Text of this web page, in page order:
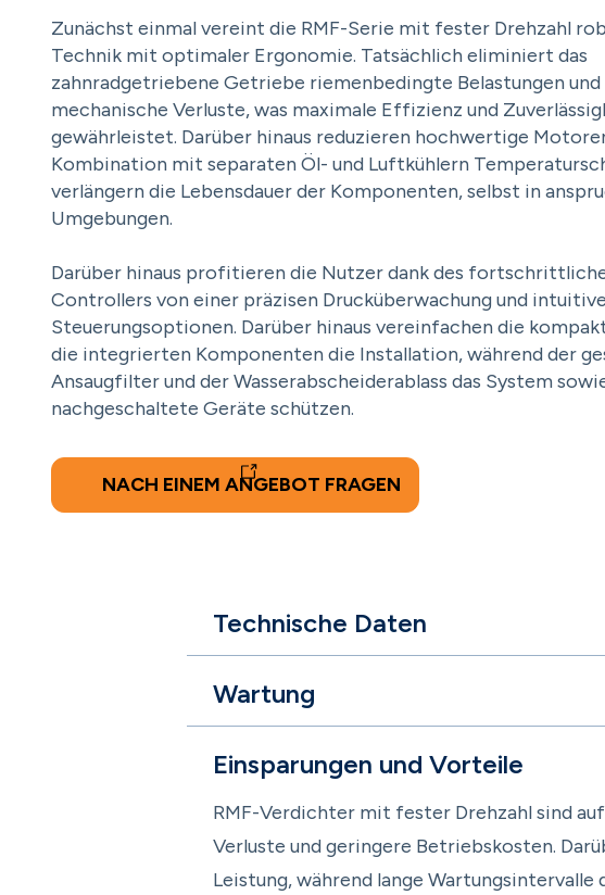
Zunächst einmal vereint die RMF-Serie mit fester Drehzahl
Technik mit optimaler Ergonomie. Tatsächlich eliminiert das
zahnradgetriebene Getriebe riemenbedingte Belastungen und
mechanische Verluste, was maximale Effizienz und
gewährleistet. Darüber hinaus reduzieren hochwertige
Kombination mit separaten Öl- und Luftkühlern
verlängern die Lebensdauer der Komponenten, selbst in
Umgebungen.
Darüber hinaus profitieren die Nutzer dank des
Controllers von einer präzisen Drucküberwachung und
Steuerungsoptionen. Darüber hinaus vereinfachen die
die integrierten Komponenten die Installation, während der
Ansaugfilter und der Wasserabscheiderablass das System
nachgeschaltete Geräte schützen.
NACH EINEM ANGEBOT FRAGEN
Technische Daten
Wartung
Einsparungen und Vorteile
RMF-Verdichter mit fester Drehzahl sind
Verluste und geringere Betriebskosten.
Leistung, während lange